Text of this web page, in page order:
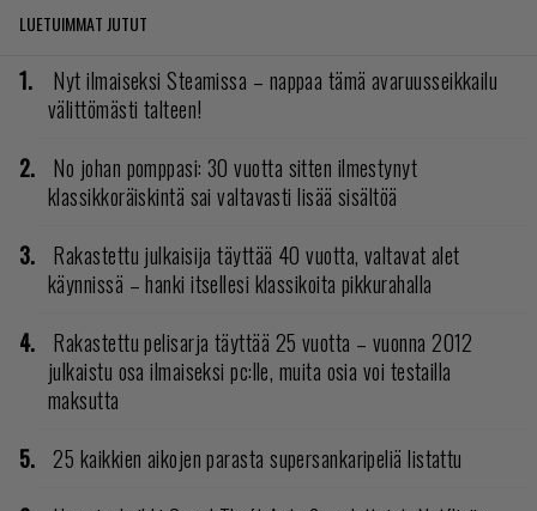
LUETUIMMAT JUTUT
Nyt ilmaiseksi Steamissa – nappaa tämä avaruusseikkailu
välittömästi talteen!
No johan pomppasi: 30 vuotta sitten ilmestynyt
klassikkoräiskintä sai valtavasti lisää sisältöä
Rakastettu julkaisija täyttää 40 vuotta, valtavat alet
käynnissä – hanki itsellesi klassikoita pikkurahalla
Rakastettu pelisarja täyttää 25 vuotta – vuonna 2012
julkaistu osa ilmaiseksi pc:lle, muita osia voi testailla
maksutta
25 kaikkien aikojen parasta supersankaripeliä listattu